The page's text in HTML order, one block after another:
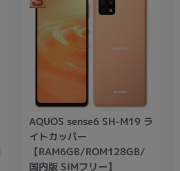
AQUOS sense6 SH-M19 ラ
イトカッパー
【RAM6GB/ROM128GB/
国内版 SIMフリー】